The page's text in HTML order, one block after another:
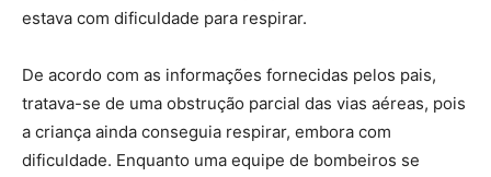
estava com dificuldade para respirar.
De acordo com as informações fornecidas pelos pais,
tratava-se de uma obstrução parcial das vias aéreas, pois
a criança ainda conseguia respirar, embora com
dificuldade. Enquanto uma equipe de bombeiros se